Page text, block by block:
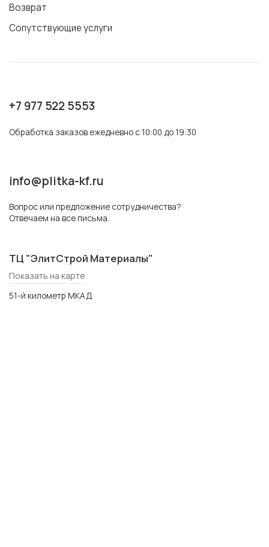
Возврат
Сопутствующие услуги
+7 977 522 5553
Обработка заказов ежедневно с 10:00 до 19:30
info@plitka-kf.ru
Вопрос или предложение сотрудничества?
Отвечаем на все письма.
ТЦ "ЭлитСтрой Материалы"
Показать на карте
51-й километр МКАД